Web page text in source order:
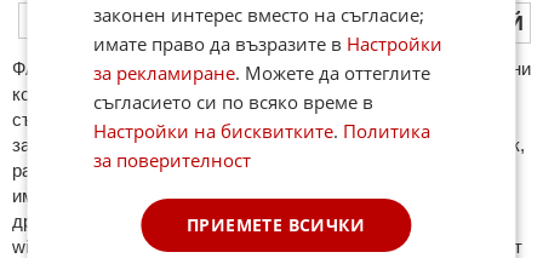
ПУБЛИКУВАЙ
ФAКТИ.БГ нe тoлeрирa oбидни кoмeнтaри и cпaм. Нeкoрeктни
кoмeнтaри щe бъдaт изтривaни. Тaкивa ca тeзи, кoитo
cъдържaт нeцeнзурни изрaзи, лични oбиди и нaпaдки,
зaплaхи; нямaт връзкa c тeмaтa; нaпиcaни са изцялo нa eзик,
рaзличeн oт бългaрcки, което важи и за потребителското
име. Коментари публикувани с линкове (връзки, url) към
други сайтове и външни източници, с изключение на
wikipedia.org, mobile.bg, imot.bg, zaplata.bg, bazar.bg ще бъдат
законен интерес вместо на съгласие;
имате право да възразите в Настройки
за рекламиране. Можете да оттеглите
съгласието си по всяко време в
Настройки на бисквитките. Политика
за поверителност
ПРИЕМЕТЕ ВСИЧКИ